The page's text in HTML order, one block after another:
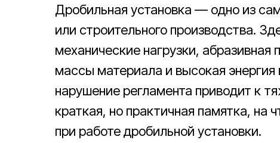
Дробильная установка — одно из
или строительного производства.
механические нагрузки,
массы материала и высокая
нарушение регламента приводит к
краткая, но практичная памятка, на
при работе дробильной установки.